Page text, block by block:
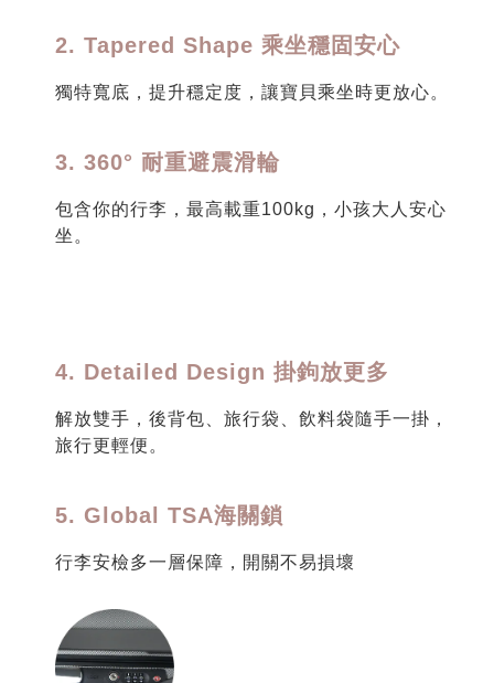
2. Tapered Shape 乘坐穩固安心
獨特寬底，提升穩定度，讓寶貝乘坐時更放心。
3. 360° 耐重避震滑輪
包含你的行李，最高載重100kg，小孩大人安心
坐。
4. Detailed Design 掛鉤放更多
解放雙手，後背包、旅行袋、飲料袋隨手一掛，
旅行更輕便。
5. Global TSA海關鎖
行李安檢多一層保障，開關不易損壞